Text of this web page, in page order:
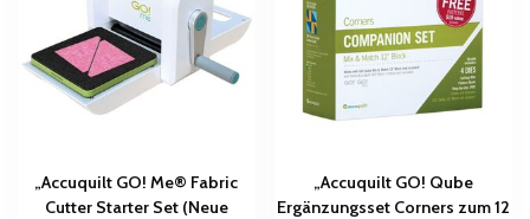
„Accuquilt GO! Me® Fabric
Cutter Starter Set (Neue
„Accuquilt GO! Qube
Ergänzungsset Corners zum 12